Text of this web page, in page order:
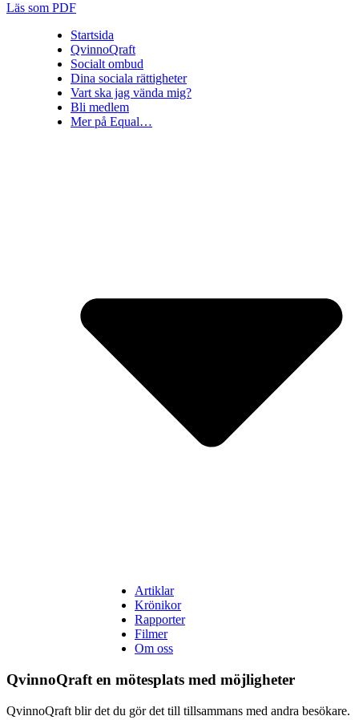
Läs som PDF
Startsida
QvinnoQraft
Socialt ombud
Dina sociala rättigheter
Vart ska jag vända mig?
Bli medlem
Mer på Equal…
Artiklar
Krönikor
Rapporter
Filmer
Om oss
QvinnoQraft en mötesplats med möjligheter
QvinnoQraft blir det du gör det till tillsammans med andra besökare.